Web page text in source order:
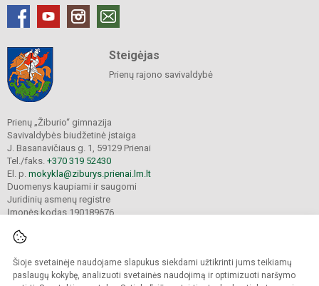
Šioje svetainėje naudojame slapukus siekdami užtikrinti jums teikiamų
paslaugų kokybę, analizuoti svetainės naudojimą ir optimizuoti naršymo
Steigėjas
Prienų rajono savivaldybė
Prienų „Žiburio“ gimnazija
Savivaldybės biudžetinė įstaiga
J. Basanavičiaus g. 1, 59129 Prienai
Tel./faks. +370 319 52430
El. p. mokykla@ziburys.prienai.lm.lt
Duomenys kaupiami ir saugomi
Juridinių asmenų registre
Įmonės kodas 190189676
© 2023 Prienų "Žiburio" gimnazija. Visos teisės saugomos.
Kopijuoti turinį be raštiško gimnazijos sutikimo griežtai draudžiama.